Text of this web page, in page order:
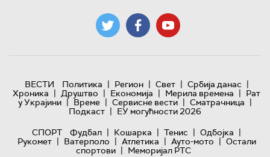
ВЕСТИ Политика | Регион | Свет | Србија данас |
Хроника | Друштво | Економија | Мерила времена | Рат
у Украјини | Време | Сервисне вести | Сматрачница |
Подкаст | ЕУ могућности 2026
СПОРТ
Фудбал | Кошарка | Тенис | Одбојка |
Рукомет | Ватерполо | Атлетика | Ауто-мото | Остали
спортови | Меморијал РТС